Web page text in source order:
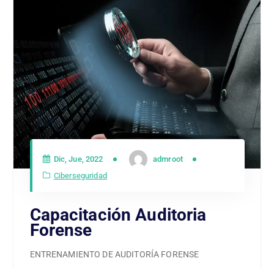
Dic, Jue, 2022
admroot
Ciberseguridad
Capacitación Auditoria
Forense
ENTRENAMIENTO DE AUDITORÍA FORENSE